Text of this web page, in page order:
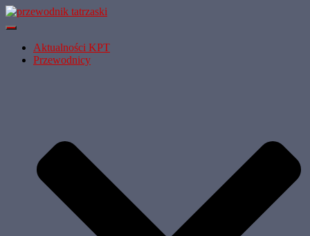
Przełącz
NawigacjęAktualności KPT
Przewodnicy